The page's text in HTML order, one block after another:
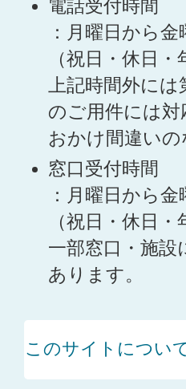
電話受付時間
：月曜日から
（祝日・休日・
上記時間外に
のご用件には対
おかけ間違い
窓口受付時間
：月曜日から
（祝日・休日・
一部窓口・施
あります。
このサイトについ